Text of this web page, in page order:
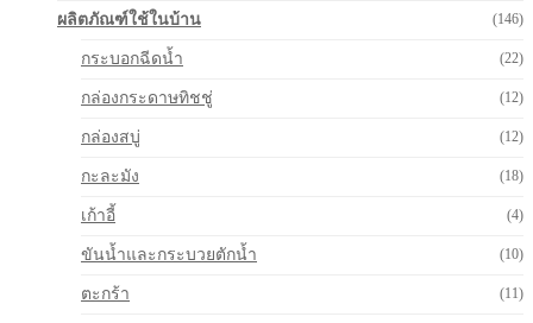
ผลิตภัณฑ์ใช้ในบ้าน (146)
กระบอกฉีดน้ำ (22)
กล่องกระดาษทิชชู่ (12)
กล่องสบู่ (12)
กะละมัง (18)
เก้าอี้ (4)
ขันน้ำและกระบวยตักน้ำ (10)
ตะกร้า (11)